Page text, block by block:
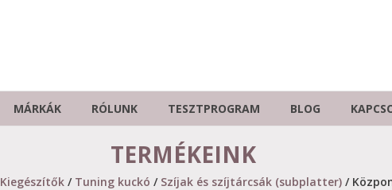
MÁRKÁK RÓLUNK TESZTPROGRAM BLOG
TERMÉKEINK
Kiegészítők/ Tuning kuckó / Szíjak és szíjtárcsák (subplatter)/